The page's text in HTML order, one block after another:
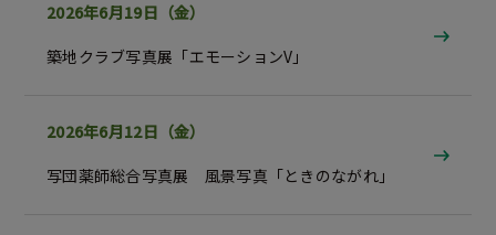
2026年6月19日（金）
築地クラブ写真展 「エモーションV」
2026年6月12日（金）
写団薬師総合写真展 風景写真「ときのながれ」